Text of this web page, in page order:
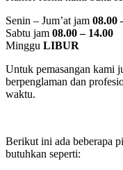
Senin – Jum’at jam 08.00
Sabtu jam 08.00 – 14.00
Minggu LIBUR
Untuk pemasangan kami
berpenglaman dan
waktu.
Berikut ini ada beberapa
butuhkan seperti: